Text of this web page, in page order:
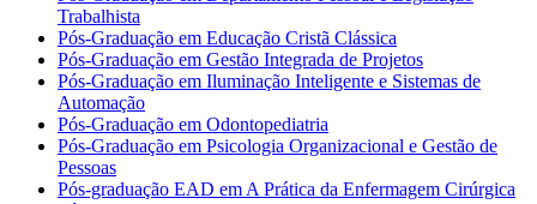
Trabalhista
Pós-Graduação em Educação Cristã Clássica
Pós-Graduação em Gestão Integrada de Projetos
Pós-Graduação em Iluminação Inteligente e Sistemas de
Automação
Pós-Graduação em Odontopediatria
Pós-Graduação em Psicologia Organizacional e Gestão de
Pessoas
Pós-graduação EAD em A Prática da Enfermagem Cirúrgica